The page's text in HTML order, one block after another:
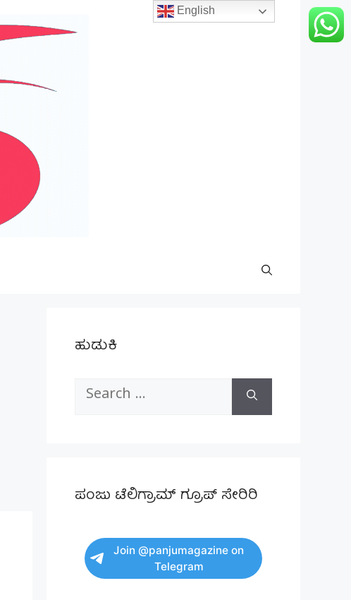
ಹುಡುಕಿ
Search
ಪಂಜು ಟೆಲಿಗ್ರಾಮ್ ಗ್ರೂಪ್ ಸೇರಿರಿ
Join @panjumagazine on
Telegram
English